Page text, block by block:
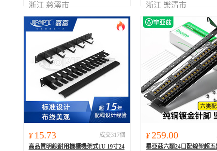
浙江 慈溪市 浙江 樂清市
¥ 15.73
成交317個
高品質明線耐用機櫃機架式1U 19寸24
¥ 259.00
畢亞茲六類24口配線架超五